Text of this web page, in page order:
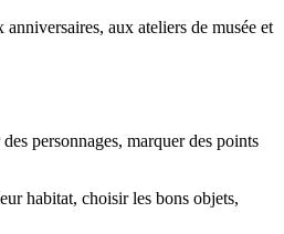
aux ateliers de musée et
personnages, marquer des points
habitat, choisir les bons objets,